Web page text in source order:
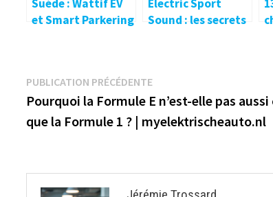
Suède : Wattif EV
et Smart Parkering
000 parkings –
electrive.net
Electric Sport
Sound : les secrets
Navigation
de
l’article
PUBLICATION PRÉCÉDENTEPublication
précédente :
Pourquoi la Formule E n’est-elle pas
que la Formule 1 ? | myelektrischeauto.nl